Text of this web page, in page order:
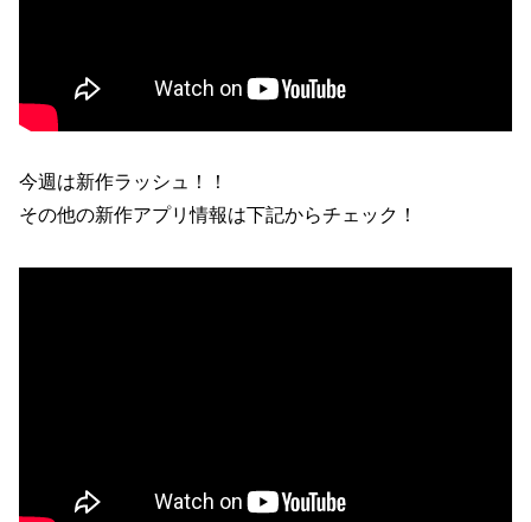
今週は新作ラッシュ！！
その他の新作アプリ情報は下記からチェック！